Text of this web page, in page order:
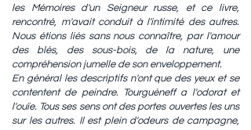
les Mémoires d'un Seigneur russe, et ce livre,
rencontré, m'avait conduit à l'intimité des autres.
Nous étions liés sans nous connaître, par l'amour
des blés, des sous-bois, de la nature, une
compréhension jumelle de son enveloppement.
En général les descriptifs n'ont que des yeux et se
contentent de peindre. Tourguéneff a l'odorat et
l'ouïe. Tous ses sens ont des portes ouvertes les uns
sur les autres. Il est plein d'odeurs de campagne,